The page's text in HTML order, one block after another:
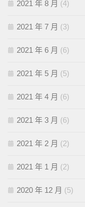
2021 年 8 月 (4)
2021 年 7 月 (3)
2021 年 6 月 (6)
2021 年 5 月 (5)
2021 年 4 月 (6)
2021 年 3 月 (6)
2021 年 2 月 (2)
2021 年 1 月 (2)
2020 年 12 月 (5)